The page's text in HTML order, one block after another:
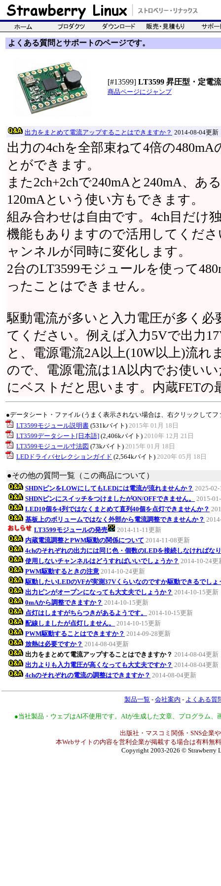
よくある質問とサポートのページです。
[#13599] LT3599 昇圧型・定電
商品ページにジャンプ
出力をまとめて電流アップすることはできますか？ 2014-08-04更新
出力の4chを全部束ねて4倍の
とができます。
また2ch+2chで240mAと240mA、あ
120mAという使い方もできます。
組み合わせは自由です。4ch目だけ
機能もありますので活用してくだ
ャンネルが同時に変化します。
2台のLT3599モジュールを使って
ったことはできません。
駆動電流が多いと入力電圧が多く
てください。例えば入力5Vで出力
と、電源電流2A以上(10W以上)流れ
ので、電源電流は1A以内でお使い
にベストだと思います。内蔵FETの
●データシート・ファイル (うまく表示されない場合は、右クリックして
LT3599モジュール説明書 (531kバイト) 2015年 01月 18日
LT3599データシート[日本語] (2,406kバイト) 2010年 12月 21日
LT3599モジュール寸法図 (73kバイト) 2015年 01月 18日
LEDドライバセレクションガイド (2,564kバイト) 2020年 05月 18日
●その他の質問一覧（この商品について）
SHDNピンをLOWにしてもLEDには電流が流れませんか？ 2025-
SHDNピンにスイッチをつけましたがON/OFFできません。
2015-
LED10個を4列ではなくまとめて直列40個を点灯できませんか？
基板上のボリュームではなく外部から電流調整できませんか？
LT3599モジュールの発売
2014-11-11更新
内蔵電流調整とPWM駆動の関係について 2014-11-08更新
4chのそれぞれの出力には同じ色・個数のLEDを接続しなければな
使用しないチャンネルはどうすればいいでしょうか？ 2014-10-24更
PWM駆動するときの注意 2014-10-24更新
駆動したいLEDのVFが実測37Vくらいなのですか駆動できるでしょ
出力ピンがオープンになっても大丈夫でしょうか？ 2014-10-15更新
0mAから調整できますか？ 2014-10-15更新
点灯はしますがちらつきがあるようです。
2014-10-15更新
配線しましたが点灯しません。
2014-10-15更新
PWM駆動することはできますか？ 2014-09-28更新
放熱は必要ですか？ 2014-08-04更新
出力をまとめて電流アップすることはできますか？ 2014-08-04更新
出力よりも入力電圧が高くなっても大丈夫ですか？ 2014-08-04更新
4chのそれぞれの電流の調整はできますか？ 2014-08-04更新
製品一覧 - 会社案内 - よくある質
●当社製品・ウェブはAI不使用です。AIが生成した文章、プログラム
出版社・マスコミ関係・SNS企業
本Webサイトの内容を営利企業が掲載する場合は有料無
Copyright 2003-2026 © Strawberry